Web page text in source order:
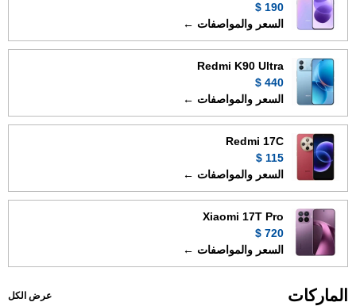
190 $
السعر والمواصفات ←
Redmi K90 Ultra
440 $
السعر والمواصفات ←
Redmi 17C
115 $
السعر والمواصفات ←
Xiaomi 17T Pro
720 $
السعر والمواصفات ←
الماركات عرض الكل